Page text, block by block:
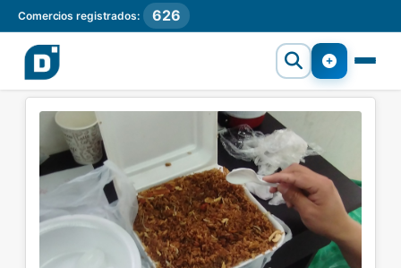
Comercios registrados: 626